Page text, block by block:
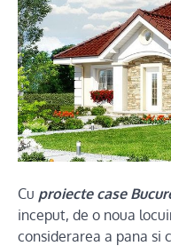
Cu proiecte case
inceput, de o noua
considerarea a pana si